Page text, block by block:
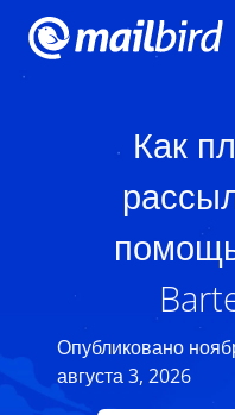
Как
Опубликовано
августа 3, 2026